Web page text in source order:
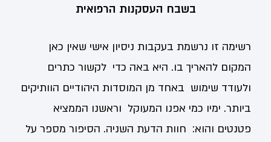
בשבח העסקנות הרפואית
רשימה זו נרשמת בעקבות ניסיון אישי שאין כאן
המקום להאריך בו. היא באה כדי לקשור כתרים
ולעודד שימוש באחד מן המוסדות היהודיים הוותיקים
ביותר. ימיו כמי אפנו המעוקל וראשנו הממציא
פטנטים והוא: חוות הדעת השניה. הסיפור מספר על